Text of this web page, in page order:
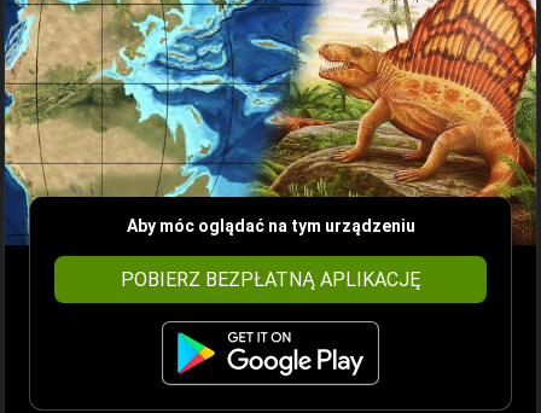
Aby móc oglądać na tym urządzeniu
POBIERZ BEZPŁATNĄ APLIKACJĘ